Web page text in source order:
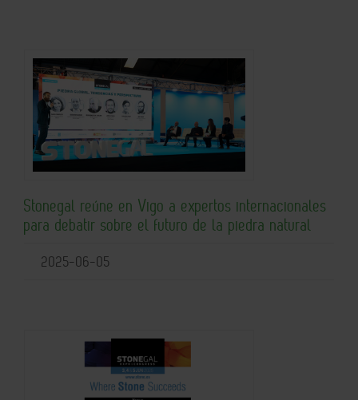
Stonegal reúne en Vigo a expertos internacionales
para debatir sobre el futuro de la piedra natural
2025-06-05